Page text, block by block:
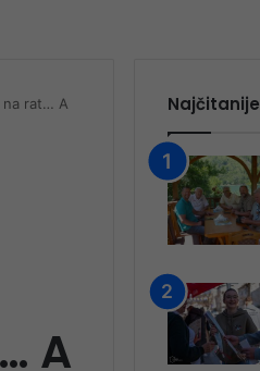
na rat… A
A
Najčitanije